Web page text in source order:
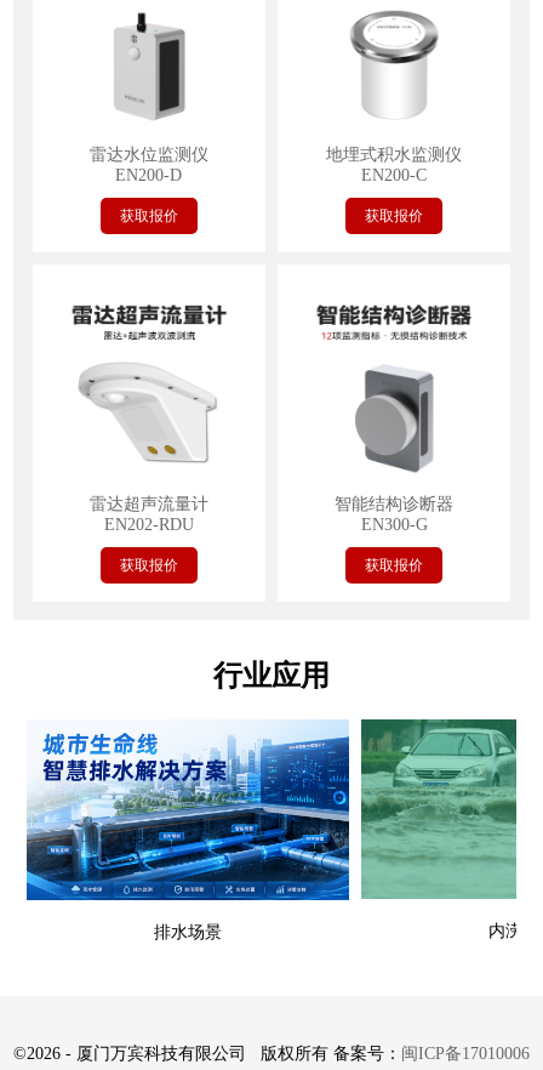
雷达水位监测仪
EN200-D
获取报价
地埋式积水监测仪
EN200-C
获取报价
雷达超声流量计
EN202-RDU
获取报价
智能结构诊断器
EN300-G
获取报价
行业应用
排水场景 内涝场
©2026 - 厦门万宾科技有限公司 版权所有 备案号： 闽ICP备17010006